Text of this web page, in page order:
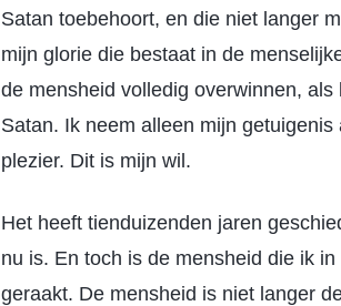
Satan toebehoort, en die niet langer
mijn glorie die bestaat in de
de mensheid volledig overwinnen,
Satan. Ik neem alleen mijn
plezier. Dit is mijn wil.
Het heeft tienduizenden jaren
nu is. En toch is de mensheid die ik
geraakt. De mensheid is niet langer